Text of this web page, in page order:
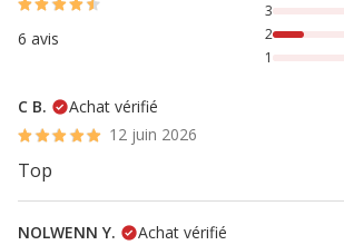
6 avis
3
2
1
C B.
Achat vérifié
12 juin 2026
Top
NOLWENN Y.
Achat vérifié